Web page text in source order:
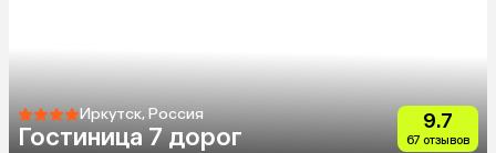
Иркутск, Россия
Гостиница 7 дорог
9.7
67 отзывов